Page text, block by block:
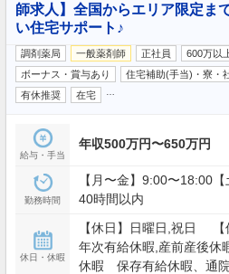
師求人】全国からエリア限定ま
い住宅サポート♪
調剤薬局 一般薬剤師 正社員 600万以
ボーナス・賞与あり
住宅補助(手当)・寮・
有休推奨
在宅
給与・手当
年収500万円〜650万円
勤務時間
【月〜金】9:00〜18:00
40時間以内
休日・休暇
【休日】日曜日,祝日 【
年次有給休暇,産前産後休
休暇 保存有給休暇、通